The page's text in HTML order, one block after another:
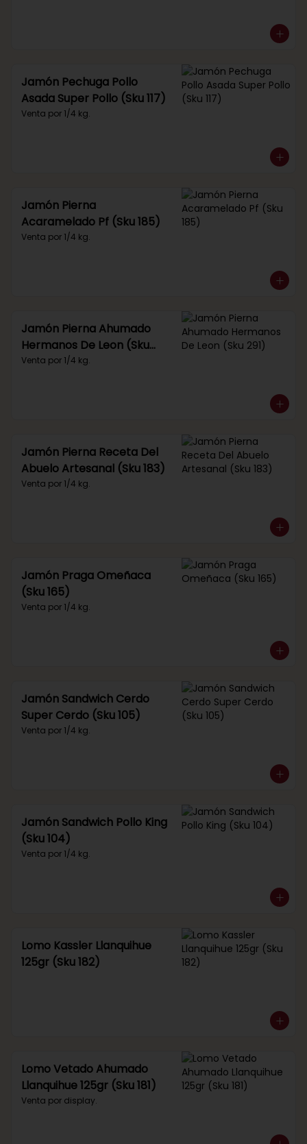
Jamón Pechuga Pollo
Asada Super Pollo (Sku 117)
Venta por 1/4 kg.
Jamón Pierna
Acaramelado Pf (Sku 185)
Venta por 1/4 kg.
Jamón Pierna Ahumado
Hermanos De Leon (Sku
291)
Venta por 1/4 kg.
Jamón Pierna Receta Del
Abuelo Artesanal (Sku 183)
Venta por 1/4 kg.
Jamón Praga Omeñaca
(Sku 165)
Venta por 1/4 kg.
Jamón Sandwich Cerdo
Super Cerdo (Sku 105)
Venta por 1/4 kg.
Jamón Sandwich Pollo King
(Sku 104)
Venta por 1/4 kg.
Lomo Kassler Llanquihue
125gr (Sku 182)
Lomo Vetado Ahumado
Llanquihue 125gr (Sku 181)
Venta por display.